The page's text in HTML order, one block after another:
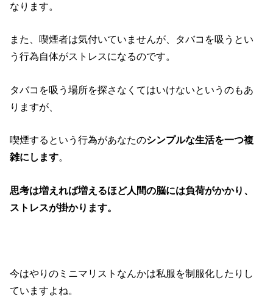
なります。
また、喫煙者は気付いていませんが、タバコを吸うとい
う行為自体がストレスになるのです。
タバコを吸う場所を探さなくてはいけないというのもあ
りますが、
喫煙するという行為があなたのシンプルな生活を一つ複
雑にします。
思考は増えれば増えるほど人間の脳には負荷がかかり、
ストレスが掛かります。
今はやりのミニマリストなんかは私服を制服化したりし
ていますよね。